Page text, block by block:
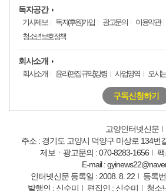
독자공간
기사제보 독자(후원)가입 광고문의 이용약관
청소년보호정책
회사소개
회사소개 윤리(편집규약)강령 사업영역 오시
구독신청하기
고양인터넷신문
주소 : 경기도 고양시 덕양구 마상로 134번
제보ㆍ광고문의 : 070-8283-1656
팩
E-mail :
인터넷신문 등록일 : 2008. 8. 22
등록
발행인 : 신수미
편집인 : 신수미 청소